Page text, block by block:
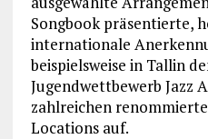
Songbook präsentierte,
internationale
beispielsweise in Tallin
Jugendwettbewerb Jazz
zahlreichen
Locations auf.